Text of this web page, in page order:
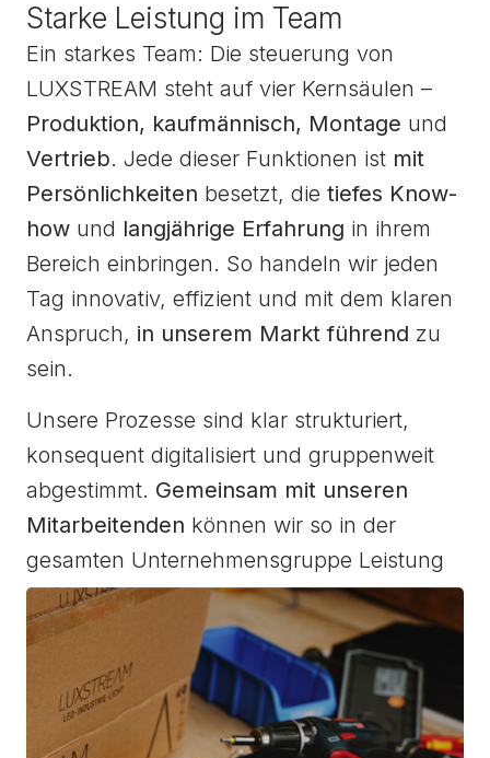
Starke Leistung im Team
Ein starkes Team: Die steuerung von
LUXSTREAM steht auf vier Kernsäulen –
Produktion, kaufmännisch, Montage und
Vertrieb. Jede dieser Funktionen ist mit
Persönlichkeiten besetzt, die tiefes Know-
how und langjährige Erfahrung in ihrem
Bereich einbringen. So handeln wir jeden
Tag innovativ, effizient und mit dem klaren
Anspruch, in unserem Markt führend zu
sein.
Unsere Prozesse sind klar strukturiert,
konsequent digitalisiert und gruppenweit
abgestimmt. Gemeinsam mit unseren
Mitarbeitenden können wir so in der
gesamten Unternehmensgruppe Leistung
auf höchstem Niveauabrufen – schnell,
zuverlässig und skalierbar.